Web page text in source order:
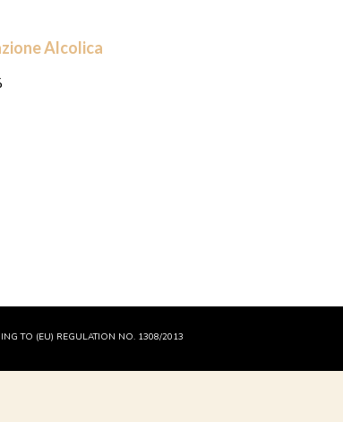
Alcolica
TO (EU) REGULATION NO. 1308/2013